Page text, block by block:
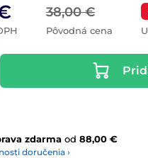
38,00 €
Pôvodná cena
zdarma od 88,00 €
doručenia ›